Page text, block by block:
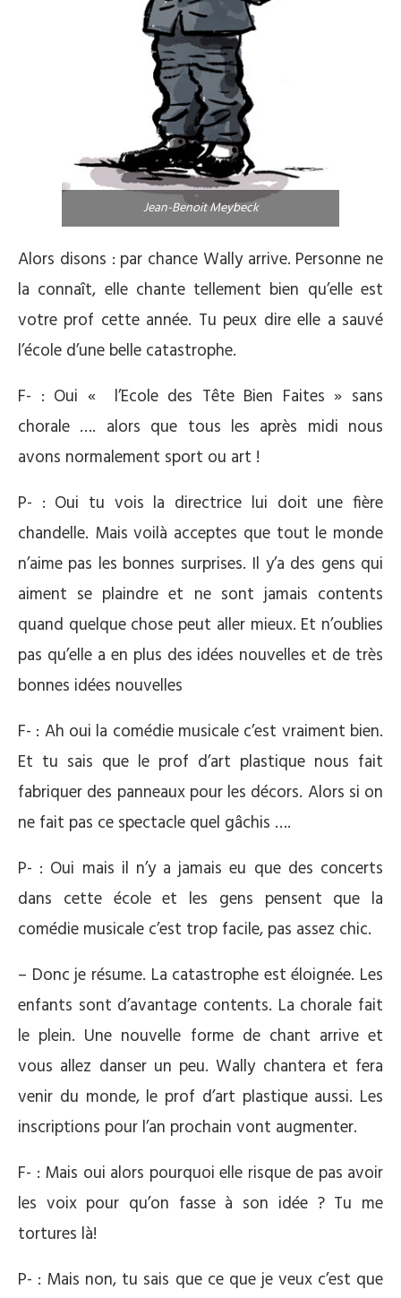
Jean-Benoit Meybeck
Alors disons : par chance Wally arrive. Personne ne
la connaît, elle chante tellement bien qu’elle est
votre prof cette année. Tu peux dire elle a sauvé
l’école d’une belle catastrophe.
F- : Oui « l’Ecole des Tête Bien Faites » sans
chorale …. alors que tous les après midi nous
avons normalement sport ou art !
P- : Oui tu vois la directrice lui doit une fière
chandelle. Mais voilà acceptes que tout le monde
n’aime pas les bonnes surprises. Il y’a des gens qui
aiment se plaindre et ne sont jamais contents
quand quelque chose peut aller mieux. Et n’oublies
pas qu’elle a en plus des idées nouvelles et de très
bonnes idées nouvelles
F- : Ah oui la comédie musicale c’est vraiment bien.
Et tu sais que le prof d’art plastique nous fait
fabriquer des panneaux pour les décors. Alors si on
ne fait pas ce spectacle quel gâchis ….
P- : Oui mais il n’y a jamais eu que des concerts
dans cette école et les gens pensent que la
comédie musicale c’est trop facile, pas assez chic.
– Donc je résume. La catastrophe est éloignée. Les
enfants sont d’avantage contents. La chorale fait
le plein. Une nouvelle forme de chant arrive et
vous allez danser un peu. Wally chantera et fera
venir du monde, le prof d’art plastique aussi. Les
inscriptions pour l’an prochain vont augmenter.
F- : Mais oui alors pourquoi elle risque de pas avoir
les voix pour qu’on fasse à son idée ? Tu me
tortures là!
P- : Mais non, tu sais que ce que je veux c’est que